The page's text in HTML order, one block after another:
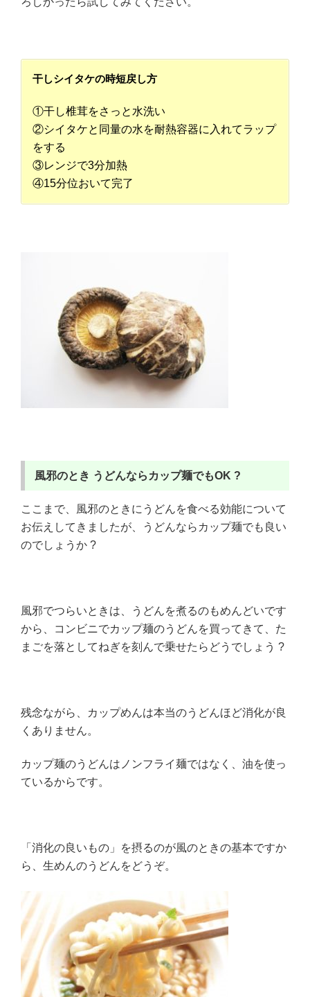
干しシイタケの時短戻し方
①干し椎茸をさっと水洗い
②シイタケと同量の水を耐熱容器に入れてラップ
をする
③レンジで3分加熱
④15分位おいて完了
風邪のとき うどんならカップ麺でもOK ?
ここまで、風邪のときにうどんを食べる効能について
お伝えしてきましたが、うどんならカップ麺でも良い
のでしょうか ?
風邪でつらいときは、うどんを煮るのもめんどいです
から、コンビニでカップ麺のうどんを買ってきて、た
まごを落としてねぎを刻んで乗せたらどうでしょう ?
残念ながら、カップめんは本当のうどんほど消化が良
くありません。
カップ麺のうどんはノンフライ麺ではなく、油を使っ
ているからです。
「消化の良いもの」を摂るのが風のときの基本ですか
ら、生めんのうどんをどうぞ。